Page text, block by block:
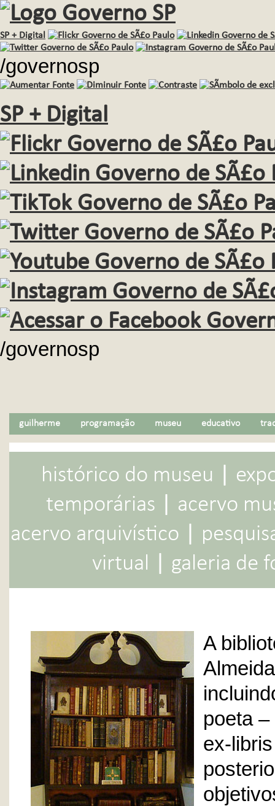
SP + Digital
/governosp
SP + Digital
/governosp
guilherme programação museu educativo
histórico do museu
temporárias
acervo
acervo arquivístico
virtual
galeria de
A
poeta
ex-